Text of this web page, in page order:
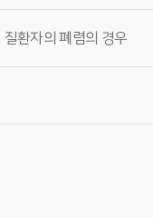
환자의 폐렴의 경우